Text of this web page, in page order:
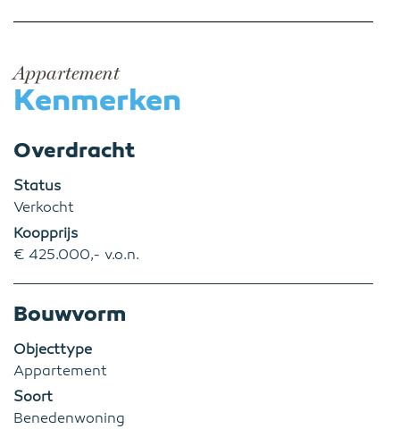
Appartement
Kenmerken
Overdracht
Status
Verkocht
Koopprijs
€ 425.000,- v.o.n.
Bouwvorm
Objecttype
Appartement
Soort
Benedenwoning